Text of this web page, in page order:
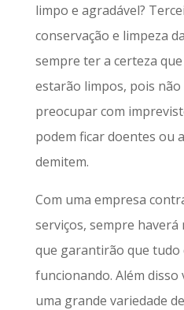
limpo e agradável?
conservação e limpeza
sempre ter a certeza
estarão limpos, pois não
preocupar com
podem ficar doentes ou
demitem.
Com uma empresa
serviços, sempre
que garantirão que
funcionando. Além disso
uma grande variedade